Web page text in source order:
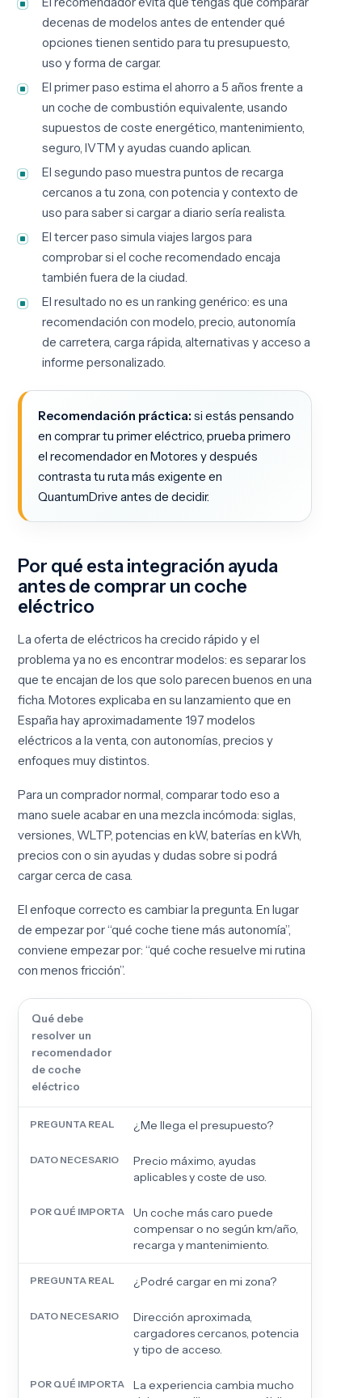
decenas de modelos antes de entender qué
opciones tienen sentido para tu presupuesto,
uso y forma de cargar.
El primer paso estima el ahorro a 5 años frente a
un coche de combustión equivalente, usando
supuestos de coste energético, mantenimiento,
seguro, IVTM y ayudas cuando aplican.
El segundo paso muestra puntos de recarga
cercanos a tu zona, con potencia y contexto de
uso para saber si cargar a diario sería realista.
El tercer paso simula viajes largos para
comprobar si el coche recomendado encaja
también fuera de la ciudad.
El resultado no es un ranking genérico: es una
recomendación con modelo, precio, autonomía
de carretera, carga rápida, alternativas y acceso a
informe personalizado.
Recomendación práctica: si estás pensando
en comprar tu primer eléctrico, prueba primero
el recomendador en Motor.es y después
contrasta tu ruta más exigente en
QuantumDrive antes de decidir.
Por qué esta integración ayuda
antes de comprar un coche
eléctrico
La oferta de eléctricos ha crecido rápido y el
problema ya no es encontrar modelos: es separar los
que te encajan de los que solo parecen buenos en una
ficha. Motor.es explicaba en su lanzamiento que en
España hay aproximadamente 197 modelos
eléctricos a la venta, con autonomías, precios y
enfoques muy distintos.
Para un comprador normal, comparar todo eso a
mano suele acabar en una mezcla incómoda: siglas,
versiones, WLTP, potencias en kW, baterías en kWh,
precios con o sin ayudas y dudas sobre si podrá
cargar cerca de casa.
El enfoque correcto es cambiar la pregunta. En lugar
de empezar por “qué coche tiene más autonomía”,
conviene empezar por: “qué coche resuelve mi rutina
con menos fricción”.
Qué debe
resolver un
recomendador
de coche
eléctrico
¿Me llega el presupuesto?
Precio máximo, ayudas
aplicables y coste de uso.
Un coche más caro puede
compensar o no según km/año,
recarga y mantenimiento.
¿Podré cargar en mi zona?
Dirección aproximada,
cargadores cercanos, potencia
y tipo de acceso.
La experiencia cambia mucho